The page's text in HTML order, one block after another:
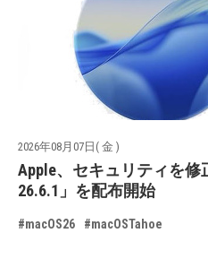
2026年08月07日( 金 )
Apple、セキュリティを修
26.6.1」を配布開始
#macOS26 #macOSTahoe